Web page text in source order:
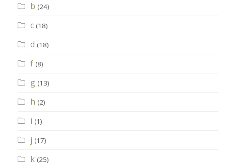
b (24)
c (18)
d (18)
f (8)
g (13)
h (2)
i (1)
j (17)
k (25)